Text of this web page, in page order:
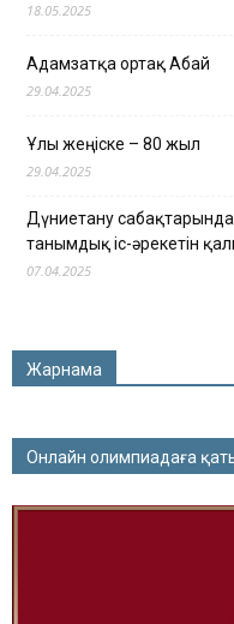
18.05.2025
Адамзатқа ортақ Абай
29.04.2025
Ұлы жеңіске – 80 жыл
29.04.2025
Дүниетану
танымдық іс-әрекетін
07.04.2025
Жарнама
Онлайн олимпиадаға